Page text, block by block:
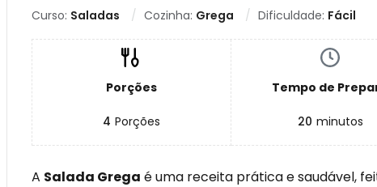
Curso: Saladas Cozinha: Grega Dificuldade: Fácil
Porções
4 Porções
Tempo de
20 minutos
A Salada Grega é uma receita prática e saudável,